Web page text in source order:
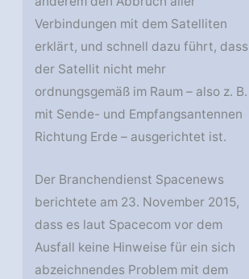
Verbindungen mit dem Satelliten
erklärt, und schnell dazu führt, dass
der Satellit nicht mehr
ordnungsgemäß im Raum – also z. B.
mit Sende- und Empfangsantennen
Richtung Erde – ausgerichtet ist.
Der Branchendienst Spacenews
berichtete am 23. November 2015,
dass es laut Spacecom vor dem
Ausfall keine Hinweise für ein sich
abzeichnendes Problem mit dem